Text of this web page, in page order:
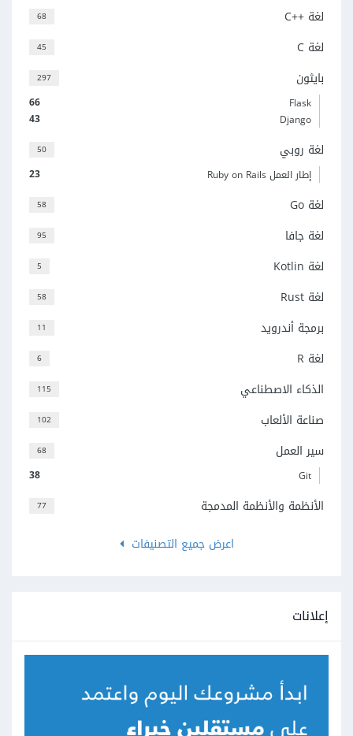
68 لغة C++‎
45 لغة C
297 بايثون
66
Flask
43
Django
50 لغة روبي
23 إطار العمل Ruby on Rails
58 لغة Go
95 لغة جافا
5 لغة Kotlin
58 لغة Rust
11 برمجة أندرويد
6 لغة R
115 الذكاء الاصطناعي
102 صناعة الألعاب
68 سير العمل
38 Git
77
الأنظمة والأنظمة المدمجة
اعرض جميع التصنيفات
إعلانات